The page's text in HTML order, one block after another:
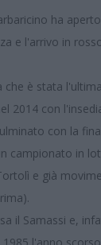
ha
e l'arrivo in
che è stata
2014 con
con la
campionato in
e già
il Samassi e,